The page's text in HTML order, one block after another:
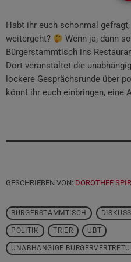
Habt ihr euch schonmal
weitergeht?
Wenn ja, dann
Bürgerstammtisch ins
Dort veranstaltet die
lockere Gesprächsrunde über
könnt ihr euch einbringen, eine
GESCHRIEBEN VON: DOROTHEE
BÜRGERSTAMMTISCH
POLITIK TRIER UBT
UNABHÄNGIGE